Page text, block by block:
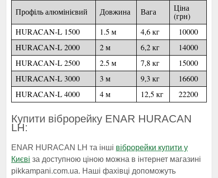
Профіль алюмінієвий Довжина Вага
Ціна
(грн)
HURACAN-L 1500
1.5 м 4,6 кг
10000
HURACAN-L 2000
2 м 6,2 кг
14000
HURACAN-L 2500
2.5 м 7,8 кг
15000
HURACAN-L 3000
3 м 9,3 кг
16600
HURACAN-L 4000
4 м 12,5 кг 22200
Купити віброрейку ENAR HURACAN
LH:
ENAR HURACAN LH та інші віброрейки купити у
Києві за доступною ціною можна в інтернет магазині
pikkampani.com.ua. Наші фахівці допоможуть